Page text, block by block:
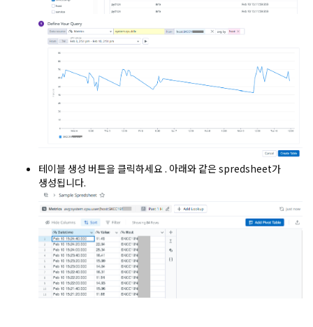
테이블 생성 버튼을 클릭하세요 . 아래와 같은 spredsheet가
생성됩니다.